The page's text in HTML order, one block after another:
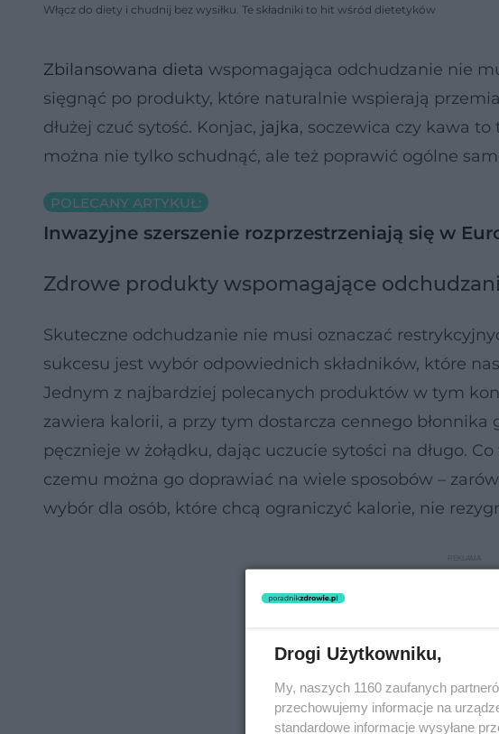
Włącz do diety i chudnij bez wysiłku. Te składniki to hit wśród dietetyków
Zbilansowana dieta wspomagająca odchudzanie nie
sięgnąć po produkty, które naturalnie wspierają
dłużej czuć sytość. Konjac, jajka, soczewica czy kawa
można nie tylko schudnąć, ale też poprawić ogólne
POLECANY ARTYKUŁ:
Inwazyjne szerszenie rozprzestrzeniają się w
Zdrowe produkty wspomagające
Skuteczne odchudzanie nie musi oznaczać
sukcesu jest wybór odpowiednich składników, które
Jednym z najbardziej polecanych produktów w tym
zawiera kalorii, a przy tym dostarcza cennego
pęcznieje w żołądku, dając uczucie sytości na długo.
czemu można go doprawiać na wiele sposobów –
wybór dla osób, które chcą ograniczyć kalorie, nie
Drogi Użytkowniku,
My, naszych 1160 zaufanych
przechowujemy informacje na
standardowe informacje wysyłane